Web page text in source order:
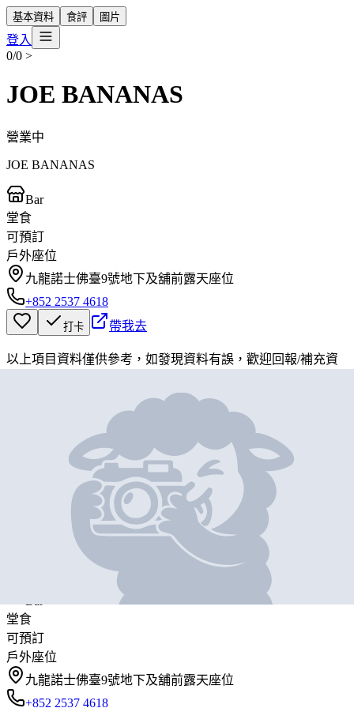
基本資料 食評 圖片
登入
0/0 >
JOE BANANAS
營業中
JOE BANANAS
Bar
堂食
可預訂
戶外座位
九龍諾士佛臺9號地下及舖前露天座位
+852 2537 4618
打卡 帶我去
以上項目資料僅供參考，如發現資料有誤，歡迎回報/補充資
JOE BANANAS
JOE BANANAS
堂食
可預訂
戶外座位
九龍諾士佛臺9號地下及舖前露天座位
+852 2537 4618